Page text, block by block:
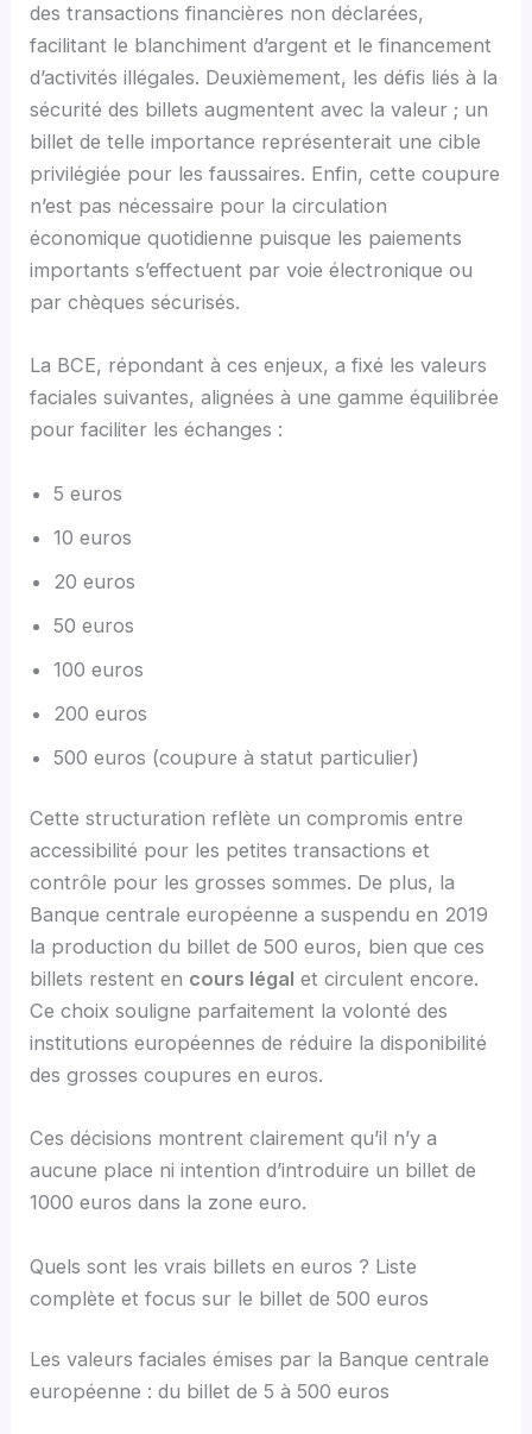
des transactions financières non déclarées,
facilitant le blanchiment d’argent et le financement
d’activités illégales. Deuxièmement, les défis liés à la
sécurité des billets augmentent avec la valeur ; un
billet de telle importance représenterait une cible
privilégiée pour les faussaires. Enfin, cette coupure
n’est pas nécessaire pour la circulation
économique quotidienne puisque les paiements
importants s’effectuent par voie électronique ou
par chèques sécurisés.
La BCE, répondant à ces enjeux, a fixé les valeurs
faciales suivantes, alignées à une gamme équilibrée
pour faciliter les échanges :
5 euros
10 euros
20 euros
50 euros
100 euros
200 euros
500 euros (coupure à statut particulier)
Cette structuration reflète un compromis entre
accessibilité pour les petites transactions et
contrôle pour les grosses sommes. De plus, la
Banque centrale européenne a suspendu en 2019
la production du billet de 500 euros, bien que ces
billets restent en cours légal et circulent encore.
Ce choix souligne parfaitement la volonté des
institutions européennes de réduire la disponibilité
des grosses coupures en euros.
Ces décisions montrent clairement qu’il n’y a
aucune place ni intention d’introduire un billet de
1000 euros dans la zone euro.
Quels sont les vrais billets en euros ? Liste
complète et focus sur le billet de 500 euros
Les valeurs faciales émises par la Banque centrale
européenne : du billet de 5 à 500 euros